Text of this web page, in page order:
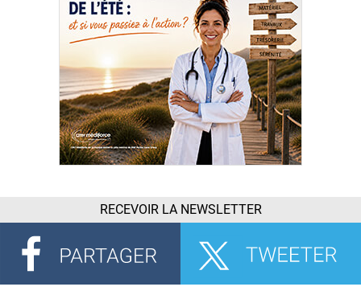
RECEVOIR LA NEWSLETTER